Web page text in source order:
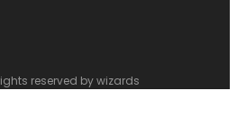
reserved by wizards